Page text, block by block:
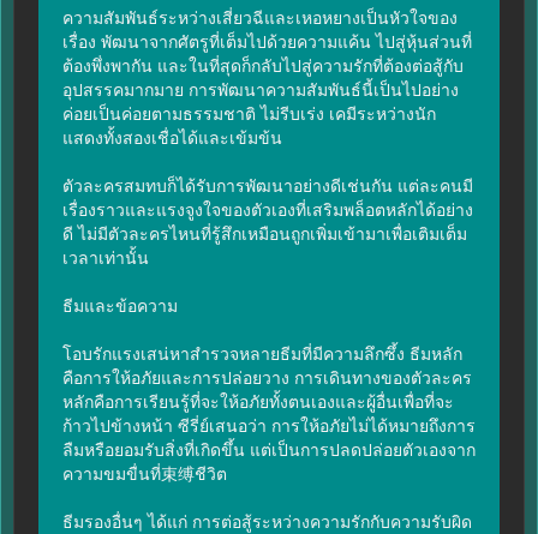
ความสัมพันธ์ระหว่างเสี่ยวฉีและเหอหยางเป็นหัวใจของ
เรื่อง พัฒนาจากศัตรูที่เต็มไปด้วยความแค้น ไปสู่หุ้นส่วนที่
ต้องพึ่งพากัน และในที่สุดก็กลับไปสู่ความรักที่ต้องต่อสู้กับ
อุปสรรคมากมาย การพัฒนาความสัมพันธ์นี้เป็นไปอย่าง
ค่อยเป็นค่อยตามธรรมชาติ ไม่รีบเร่ง เคมีระหว่างนัก
แสดงทั้งสองเชื่อได้และเข้มข้น
ตัวละครสมทบก็ได้รับการพัฒนาอย่างดีเช่นกัน แต่ละคนมี
เรื่องราวและแรงจูงใจของตัวเองที่เสริมพล็อตหลักได้อย่าง
ดี ไม่มีตัวละครไหนที่รู้สึกเหมือนถูกเพิ่มเข้ามาเพื่อเติมเต็ม
เวลาเท่านั้น
ธีมและข้อความ
โอบรักแรงเสน่หาสำรวจหลายธีมที่มีความลึกซึ้ง ธีมหลัก
คือการให้อภัยและการปล่อยวาง การเดินทางของตัวละคร
หลักคือการเรียนรู้ที่จะให้อภัยทั้งตนเองและผู้อื่นเพื่อที่จะ
ก้าวไปข้างหน้า ซีรี่ย์เสนอว่า การให้อภัยไม่ได้หมายถึงการ
ลืมหรือยอมรับสิ่งที่เกิดขึ้น แต่เป็นการปลดปล่อยตัวเองจาก
ความขมขื่นที่束缚ชีวิต
ธีมรองอื่นๆ ได้แก่ การต่อสู้ระหว่างความรักกับความรับผิด